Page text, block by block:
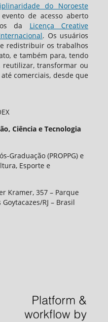
do Noroeste
de acesso aberto
da Licença Creative
. Os usuários
redistribuir os trabalhos
e também para, tendo
reutilizar, transformar ou
comerciais, desde que
Ciência e Tecnologia
Graduação (PROPPG) e
Esporte e
Kramer, 357 – Parque
RJ – Brasil